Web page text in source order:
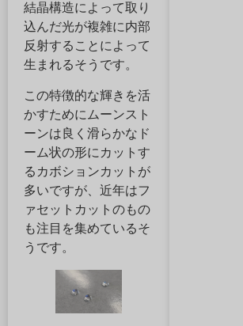
結晶構造によって取り
込んだ光が複雑に内部
反射することによって
生まれるそうです。
この特徴的な輝きを活
かすためにムーンスト
ーンは良く滑らかなド
ーム状の形にカットす
るカボションカットが
多いですが、近年はフ
ァセットカットのもの
も注目を集めているそ
うです。